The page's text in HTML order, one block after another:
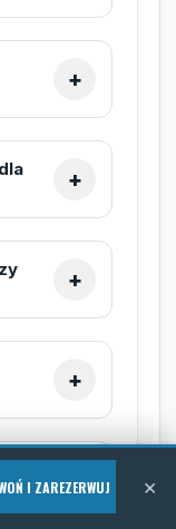
i
I ZAREZERWUJ ×